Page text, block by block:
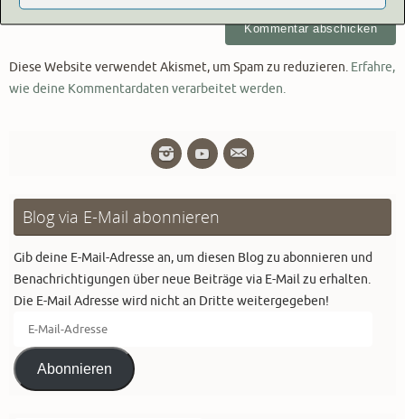
Diese Website verwendet Akismet, um Spam zu reduzieren. Erfahre,
wie deine Kommentardaten verarbeitet werden.
Blog via E-Mail abonnieren
Gib deine E-Mail-Adresse an, um diesen Blog zu abonnieren und
Benachrichtigungen über neue Beiträge via E-Mail zu erhalten.
Die E-Mail Adresse wird nicht an Dritte weitergegeben!
Mail-
AdresseAbonnieren